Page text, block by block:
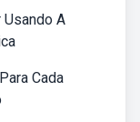
A
Cada